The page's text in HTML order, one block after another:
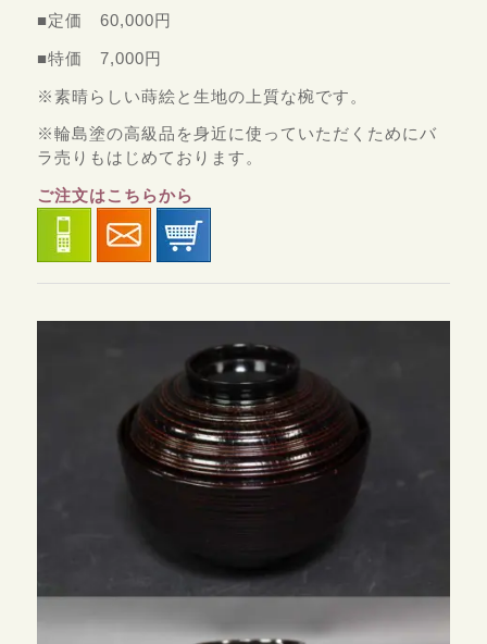
■定価 60,000円
■特価 7,000円
※素晴らしい蒔絵と生地の上質な椀です。
※輪島塗の高級品を身近に使っていただくためにバ
ラ売りもはじめております。
ご注文はこちらから